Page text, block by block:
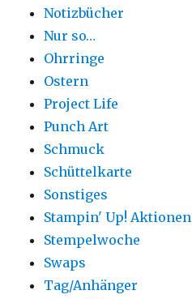
Notizbücher
Nur so…
Ohrringe
Ostern
Project Life
Punch Art
Schmuck
Schüttelkarte
Sonstiges
Stampin' Up! Aktionen
Stempelwoche
Swaps
Tag/Anhänger